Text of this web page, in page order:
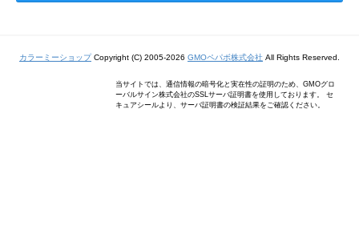
カラーミーショップCopyright (C) 2005-2026 GMOペパボ株式会社 All Rights Reserved.
当サイトでは、通信情報の暗号化と実在性の証明のため、GMOグロ
ーバルサイン株式会社のSSLサーバ証明書を使用しております。 セ
キュアシールより、サーバ証明書の検証結果をご確認ください。